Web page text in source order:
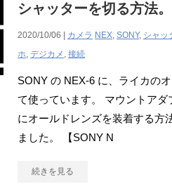
シャッターを切る方法。
2020/10/06 | カメラ NEX, SONY, シャッ
ホ, デジカメ , 接続
SONY の NEX-6 に、ライカの
て使っています。 マウントア
にオールドレンズを装着する方
ました。 【SONY N
続きを見る